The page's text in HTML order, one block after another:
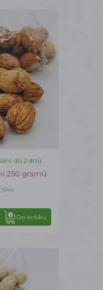
do 2 dnů
250 gramů
Do košíku